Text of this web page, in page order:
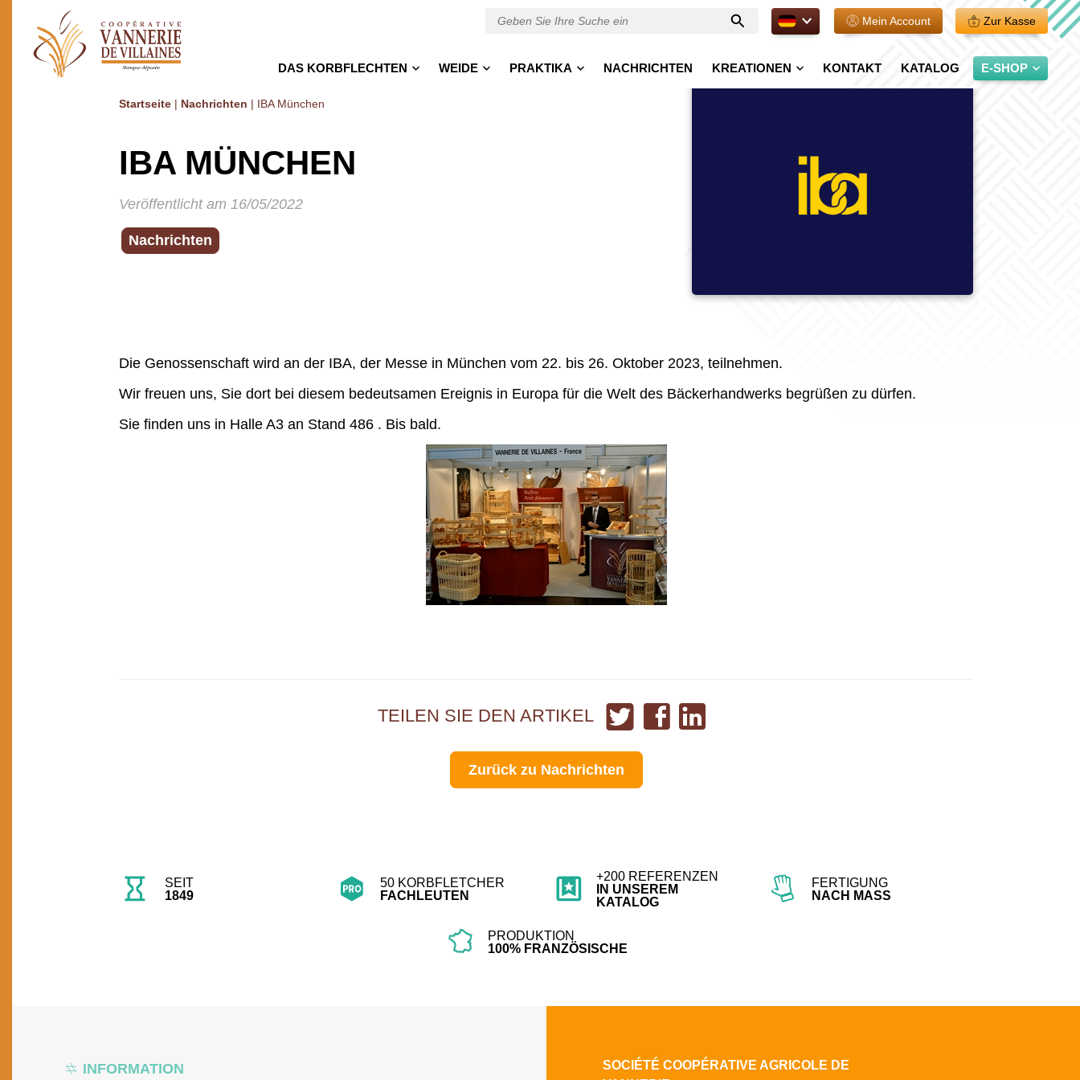
Geben
Suche
DE. Mein Account Zur Kasse
DAS KORBFLECHTEN WEIDE PRAKTIKA NACHRICHTEN KREATIONEN KONTAKT KATALOG E-SHOP
Startseite| Nachrichten | IBA München
IBA MÜNCHEN
Veröffentlicht am 16/05/2022
Nachrichten
Die Genossenschaft wird an der IBA, der Messe in München vom 22. bis 26. Oktober 2023, teilnehmen.
Wir freuen uns, Sie dort bei diesem bedeutsamen Ereignis in Europa für die Welt des Bäckerhandwerks begrüßen zu dürfen.
Sie finden uns in Halle A3 an Stand 486 . Bis bald.
TEILEN SIE DEN ARTIKEL
Auf
Twitter
teilen
Auf
Facebook
Auf
LinkedIn
Zurück zu Nachrichten
SEIT
1849
50 KORBFLETCHER
FACHLEUTEN
+200 REFERENZEN
IN UNSEREM
KATALOG
FERTIGUNG
NACH MASS
PRODUKTION
100% FRANZÖSISCHE
INFORMATION
SOCIÉTÉ COOPÉRATIVE AGRICOLE DE